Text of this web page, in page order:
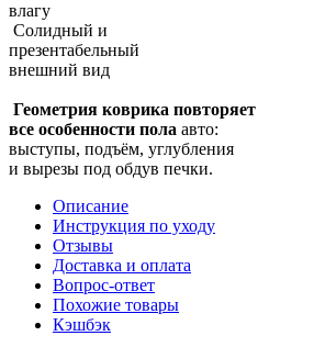
влагу
Солидный и
презентабельный
внешний вид
Геометрия коврика повторяет
все особенности пола авто:
выступы, подъём, углубления
и вырезы под обдув печки.
Описание
Инструкция по уходу
Отзывы
Доставка и оплата
Вопрос-ответ
Похожие товары
Кэшбэк